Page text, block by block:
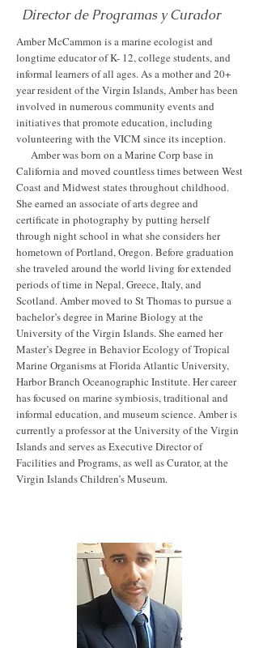
Director de Programas y Curador
Amber McCammon is a marine ecologist and
longtime educator of K- 12, college students, and
informal learners of all ages. As a mother and 20+
year resident of the Virgin Islands, Amber has been
involved in numerous community events and
initiatives that promote education, including
volunteering with the VICM since its inception.
Amber was born on a Marine Corp base in
California and moved countless times between West
Coast and Midwest states throughout childhood.
She earned an associate of arts degree and
certificate in photography by putting herself
through night school in what she considers her
hometown of Portland, Oregon. Before graduation
she traveled around the world living for extended
periods of time in Nepal, Greece, Italy, and
Scotland. Amber moved to St Thomas to pursue a
bachelor’s degree in Marine Biology at the
University of the Virgin Islands. She earned her
Master’s Degree in Behavior Ecology of Tropical
Marine Organisms at Florida Atlantic University,
Harbor Branch Oceanographic Institute. Her career
has focused on marine symbiosis, traditional and
informal education, and museum science. Amber is
currently a professor at the University of the Virgin
Islands and serves as Executive Director of
Facilities and Programs, as well as Curator, at the
Virgin Islands Children’s Museum.